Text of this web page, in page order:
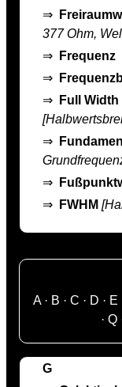
⇒
377 Ohm,
⇒
Frequenz
⇒
⇒
Full
⇒
⇒
⇒
FWHM
A· B · C · D · E
· Q
G